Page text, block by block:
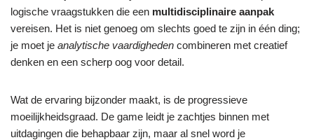
logische vraagstukken die een multidisciplinaire aanpak
vereisen. Het is niet genoeg om slechts goed te zijn in één ding;
je moet je analytische vaardigheden combineren met creatief
denken en een scherp oog voor detail.
Wat de ervaring bijzonder maakt, is de progressieve
moeilijkheidsgraad. De game leidt je zachtjes binnen met
uitdagingen die behapbaar zijn, maar al snel word je